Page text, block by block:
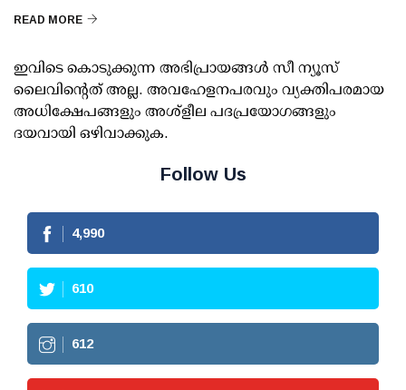
READ MORE
ഇവിടെ കൊടുക്കുന്ന അഭിപ്രായങ്ങള്‍ സീ ന്യൂസ്
ലൈവിന്റെത് അല്ല. അവഹേളനപരവും വ്യക്തിപരമായ
അധിക്ഷേപങ്ങളും അശ്‌ളീല പദപ്രയോഗങ്ങളും
ദയവായി ഒഴിവാക്കുക.
Follow Us
4,990
610
612